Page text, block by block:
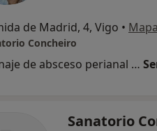
de Madrid, 4, Vigo • Mapa
Concheiro
Drenaje de absceso perianal o glúteo
Sanatorio